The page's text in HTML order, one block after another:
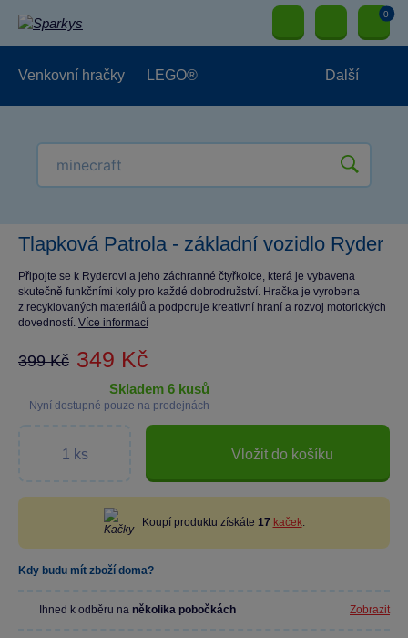
0
Venkovní hračky LEGO® Další
Tlapková Patrola - základní vozidlo Ryder
Připojte se k Ryderovi a jeho záchranné čtyřkolce, která je vybavena
skutečně funkčními koly pro každé dobrodružství. Hračka je vyrobena
z recyklovaných materiálů a podporuje kreativní hraní a rozvoj motorických
dovedností. Více informací
399 Kč 349 Kč
skladem 6 kusů
Nyní dostupné pouze na prodejnách
Vložit do košíku
Koupí produktu získáte 17 kaček.
Kdy budu mít zboží doma?
Ihned k odběru na několika pobočkách Zobrazit